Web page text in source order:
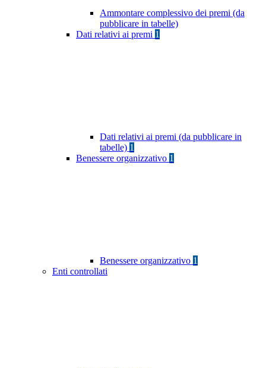
Ammontare complessivo dei premi (da
pubblicare in tabelle)
Dati relativi ai premi 1
Dati relativi ai premi (da pubblicare in
tabelle) 1
Benessere organizzativo 1
Benessere organizzativo 1
Enti controllati